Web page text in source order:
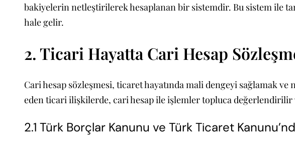
bakiyelerin netleştirilerek hesaplanan bir sistemdir. Bu sistem ile
hale gelir.
2. Ticari Hayatta Cari Hesap
Cari hesap sözleşmesi, ticaret hayatında mali dengeyi sağlamak
eden ticari ilişkilerde, cari hesap ile işlemler topluca
2.1 Türk Borçlar Kanunu ve Türk Ticaret